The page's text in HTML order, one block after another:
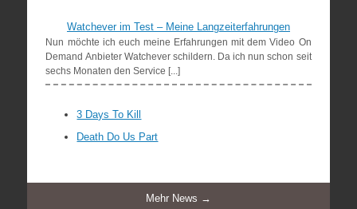
Watchever im Test – Meine Langzeiterfahrungen
Nun möchte ich euch meine Erfahrungen mit dem Video On
Demand Anbieter Watchever schildern. Da ich nun schon seit
sechs Monaten den Service [...]
3 Days To Kill
Death Do Us Part
Mehr News →